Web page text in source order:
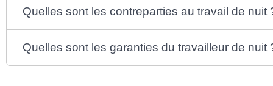
Quelles sont les contreparties au travail de nuit
Quelles sont les garanties du travailleur de nuit